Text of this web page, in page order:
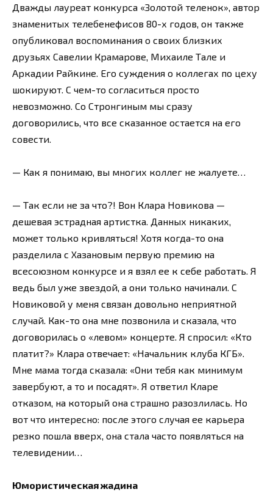
Дважды лауреат конкурса «Золотой теленок», автор
знаменитых телебенефисов 80-х годов, он также
опубликовал воспоминания о своих близких
друзьях Савелии Крамарове, Михаиле Тале и
Аркадии Райкине. Его суждения о коллегах по цеху
шокируют. С чем-то согласиться просто
невозможно. Со Стронгиным мы сразу
договорились, что все сказанное остается на его
совести.
— Как я понимаю, вы многих коллег не жалуете…
— Так если не за что?! Вон Клара Новикова —
дешевая эстрадная артистка. Данных никаких,
может только кривляться! Хотя когда-то она
разделила с Хазановым первую премию на
всесоюзном конкурсе и я взял ее к себе работать. Я
ведь был уже звездой, а они только начинали. С
Новиковой у меня связан довольно неприятной
случай. Как-то она мне позвонила и сказала, что
договорилась о «левом» концерте. Я спросил: «Кто
платит?» Клара отвечает: «Начальник клуба КГБ».
Мне мама тогда сказала: «Они тебя как минимум
завербуют, а то и посадят». Я ответил Кларе
отказом, на который она страшно разозлилась. Но
вот что интересно: после этого случая ее карьера
резко пошла вверх, она стала часто появляться на
телевидении…
Юмористическая жадина